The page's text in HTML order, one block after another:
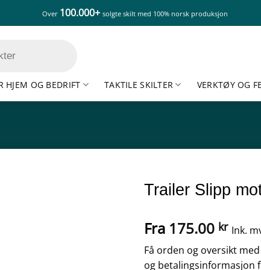
Over 100.000+ solgte skilt med 100% norsk produksjon
HJEM OG BEDRIFT TAKTILE SKILTER VERKTØY OG
Trailer Slipp
Fra 175.00 kr Ink.
Få orden og oversikt
og betalingsinformasjon